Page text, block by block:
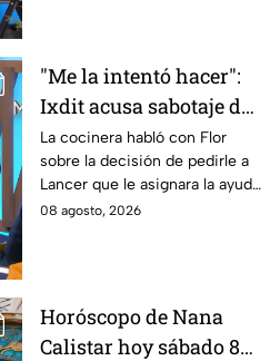
"Me la intentó hacer":
Ixdit acusa sabotaje de
Ramahá en la pasada
gala de salvación de
MasterChef 24/7
La cocinera habló con Flor
sobre la decisión de pedirle a
Lancer que le asignara la ayuda
de Ramahá y no la de Daniela
08 agosto, 2026
Horóscopo de Nana
Calistar hoy sábado 8